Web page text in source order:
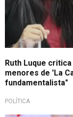
Ruth Luque
menores de 'La
fundamentalista"
POLÍTICA